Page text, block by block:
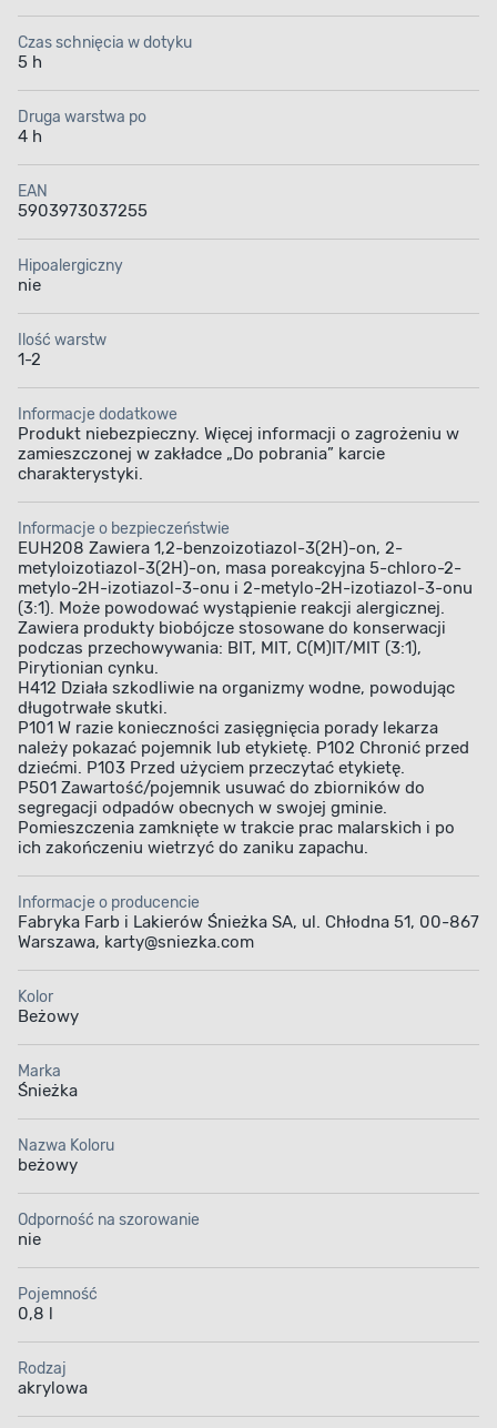
Czas schnięcia w dotyku
5 h
Druga warstwa po
4 h
EAN
5903973037255
Hipoalergiczny
nie
Ilość warstw
1-2
Informacje dodatkowe
Produkt niebezpieczny. Więcej informacji o zagrożeniu w
zamieszczonej w zakładce „Do pobrania” karcie
charakterystyki.
Informacje o bezpieczeństwie
EUH208 Zawiera 1,2-benzoizotiazol-3(2H)-on, 2-
metyloizotiazol-3(2H)-on, masa poreakcyjna 5-chloro-2-
metylo-2H-izotiazol-3-onu i 2-metylo-2H-izotiazol-3-onu
(3:1). Może powodować wystąpienie reakcji alergicznej.
Zawiera produkty biobójcze stosowane do konserwacji
podczas przechowywania: BIT, MIT, C(M)IT/MIT (3:1),
Pirytionian cynku.
H412 Działa szkodliwie na organizmy wodne, powodując
długotrwałe skutki.
P101 W razie konieczności zasięgnięcia porady lekarza
należy pokazać pojemnik lub etykietę. P102 Chronić przed
dziećmi. P103 Przed użyciem przeczytać etykietę.
P501 Zawartość/pojemnik usuwać do zbiorników do
segregacji odpadów obecnych w swojej gminie.
Pomieszczenia zamknięte w trakcie prac malarskich i po
ich zakończeniu wietrzyć do zaniku zapachu.
Informacje o producencie
Fabryka Farb i Lakierów Śnieżka SA, ul. Chłodna 51, 00-867
Warszawa, karty@sniezka.com
Kolor
Beżowy
Marka
Śnieżka
Nazwa Koloru
beżowy
Odporność na szorowanie
nie
Pojemność
0,8 l
Rodzaj
akrylowa